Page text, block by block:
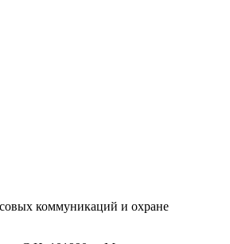
коммуникаций и охране